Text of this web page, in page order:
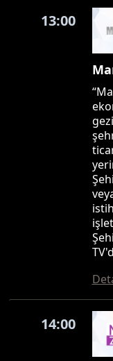
13:00
14:00